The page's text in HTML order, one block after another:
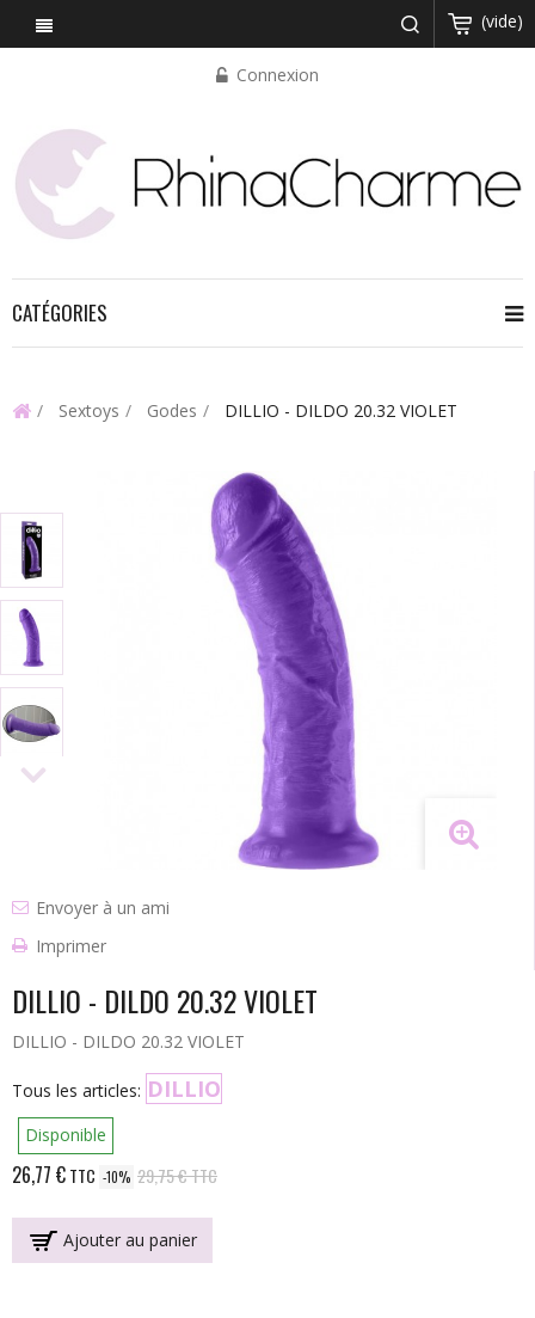
(vide)
Connexion
CATÉGORIES
Sextoys Godes DILLIO - DILDO 20.32 VIOLET
Envoyer à un ami
Imprimer
DILLIO - DILDO 20.32 VIOLET
DILLIO - DILDO 20.32 VIOLET
Tous les articles: DILLIO
Disponible
26,77 €TTC -10% 29,75 €TTC
Ajouter au panier